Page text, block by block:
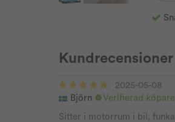
Kundrecensioner
2025-05-08
Björn
Verifierad köpare
Sitter i motorrum i bil,